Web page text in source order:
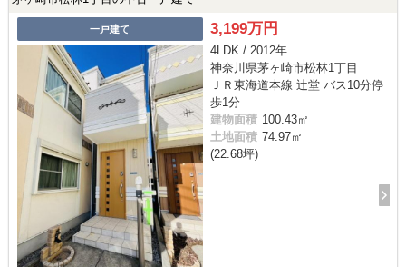
一戸建て 3,199万円
4LDK / 2012年
神奈川県茅ヶ崎市松林1丁目
ＪＲ東海道本線 辻堂 バス10分停
歩1分
建物面積 100.43㎡
土地面積 74.97㎡
(22.68坪)